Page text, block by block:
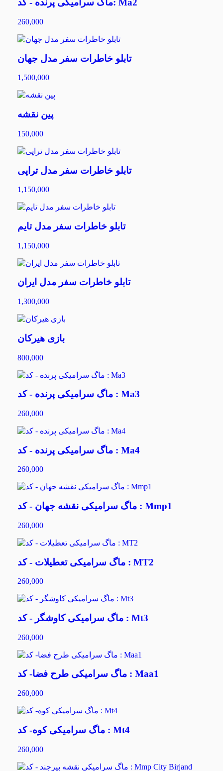
ماگ سرامیکی پرنده - کد: Ma2
260,000
تابلو خاطرات سفر مدل جهان
1,500,000
پین نقشه
150,000
تابلو خاطرات سفر مدل تراپی
1,150,000
تابلو خاطرات سفر مدل تایم
1,150,000
تابلو خاطرات سفر مدل ایران
1,300,000
بازی هیرکان
800,000
ماگ سرامیکی پرنده - کد : Ma3
260,000
ماگ سرامیکی پرنده - کد : Ma4
260,000
ماگ سرامیکی نقشه جهان - کد : Mmp1
260,000
ماگ سرامیکی تعطیلات - کد : MT2
260,000
ماگ سرامیکی کاوشگر - کد : Mt3
260,000
ماگ سرامیکی طرح فضا- کد : Maa1
260,000
ماگ سرامیکی کوه- کد : Mt4
260,000